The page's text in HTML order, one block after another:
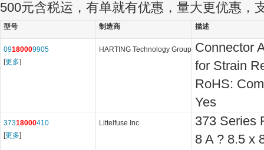
500元含税运，有单就有优惠，量大更优惠，
型号 制造商 描述
09180009905
[更多]
HARTING Technology Group Connector
for Strain
RoHS:
Yes
37318000410
[更多]
Littelfuse Inc
373 Series
8 A ? 8.5 x